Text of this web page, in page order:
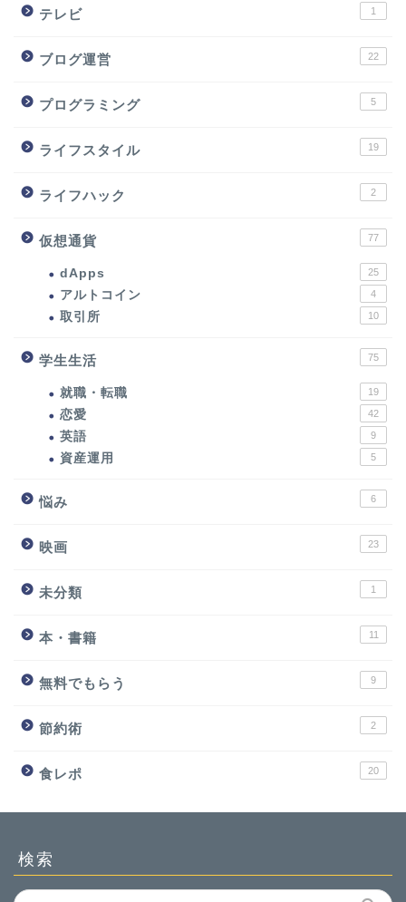
テレビ 1
ブログ運営 22
プログラミング 5
ライフスタイル 19
ライフハック 2
仮想通貨 77
dApps 25
アルトコイン 4
取引所 10
学生生活 75
就職・転職 19
恋愛 42
英語 9
資産運用 5
悩み 6
映画 23
未分類 1
本・書籍 11
無料でもらう 9
節約術 2
食レポ 20
検索